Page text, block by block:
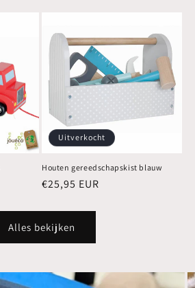
Uitverkocht
Houten gereedschapskist blauw
Normale
€25,95 EUR
Alles bekijken